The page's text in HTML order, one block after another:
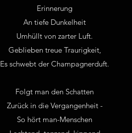
Erinnerung
An tiefe Dunkelheit
Umhüllt von zarter Luft.
Geblieben treue Traurigkeit,
Es schwebt der Champagnerduft.
Folgt man den Schatten
Zurück in die Vergangenheit -
So hört man-Menschen